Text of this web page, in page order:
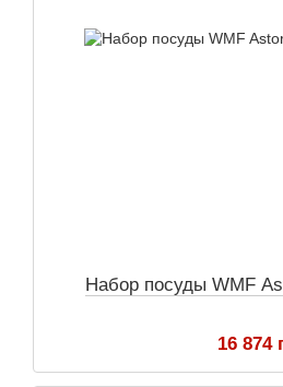
Набор посуды WMF
16 874